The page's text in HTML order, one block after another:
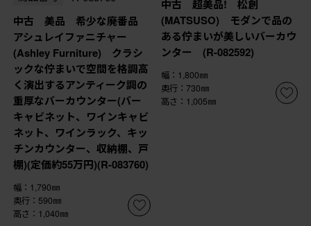
中古 美品 希少な廃番品
アシュレイファニチャー
(Ashley Furniture) クラシ
ックな佇まいで空間を格調高
く演出するアンティーク調の
重厚なバーカウンター(バー
キャビネット、ワインキャビ
ネット、ワインラック、キッ
チンカウンター、収納棚、戸
棚)(定価約55万円)(R-083760)
幅：1,790㎜
奥行：590㎜
高さ：1,040㎜
中古 超美品! 松創
(MATSUSO) モダンで品の
ある佇まいが美しいバーカウ
ンター (R-082592)
幅：1,800㎜
奥行：730㎜
高さ：1,005㎜